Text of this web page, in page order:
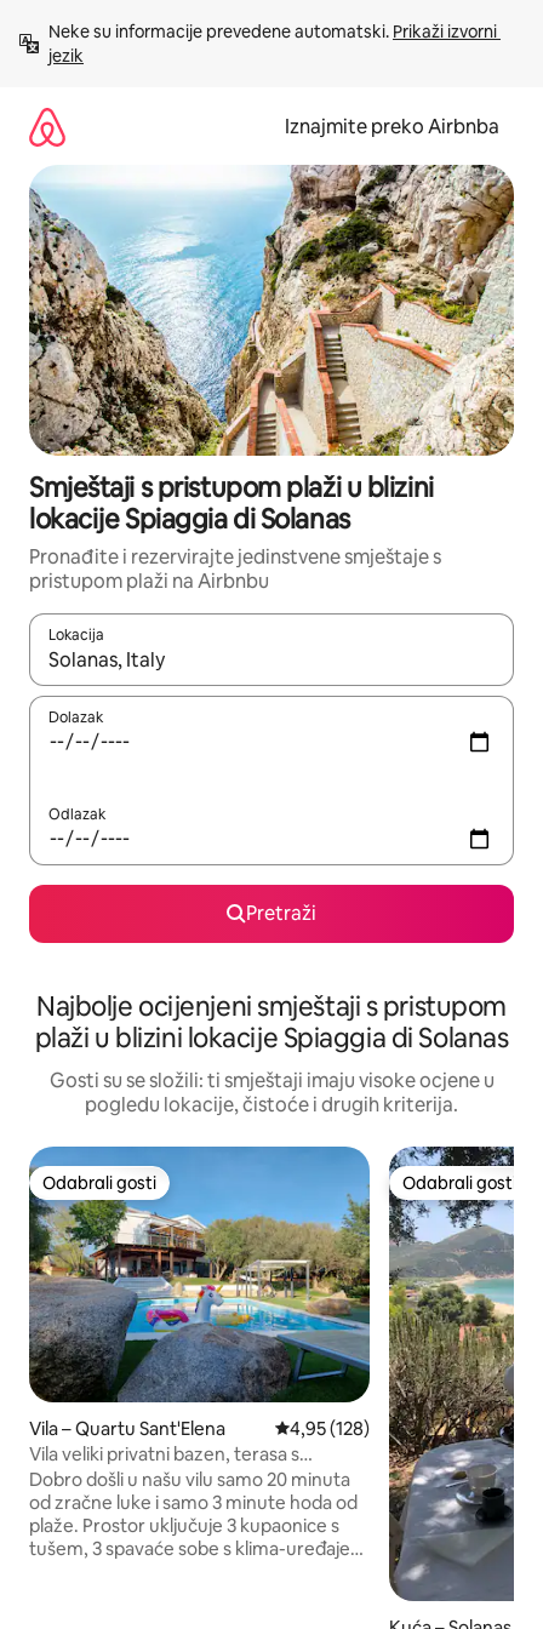
sadržaj
Neke su informacije prevedene automatski. Prikaži izvorni
jezik
Iznajmite preko Airbnba
Smještaji s pristupom plaži u blizini
lokacije Spiaggia di Solanas
Pronađite i rezervirajte jedinstvene smještaje s
pristupom plaži na Airbnbu
Lokacija
Kada budu dostupni rezultati, moći ćete ih pregledati
Dolazak
Odlazak
Pretraži
Najbolje ocijenjeni smještaji s pristupom
plaži u blizini lokacije Spiaggia di Solanas
Gosti su se složili: ti smještaji imaju visoke ocjene u
pogledu lokacije, čistoće i drugih kriterija.
Odabrali gosti
Odabrali gosti
Vila – Quartu Sant'Elena Prosječna ocjena: 4,95/5,
4,95 (128)
Vila veliki privatni bazen, terasa s
pogledom na more +roštilj
Dobro došli u našu vilu samo 20 minuta
od zračne luke i samo 3 minute hoda od
plaže. Prostor uključuje 3 kupaonice s
tušem, 3 spavaće sobe s klima-uređajem
Odabrali gosti
Odabrali gosti